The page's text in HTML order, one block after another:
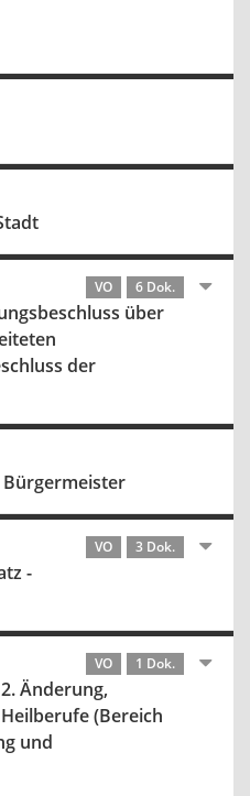
VO 6 Dok.
über
der
VO 3 Dok.
-
VO 1 Dok.
Änderung,
(Bereich
und